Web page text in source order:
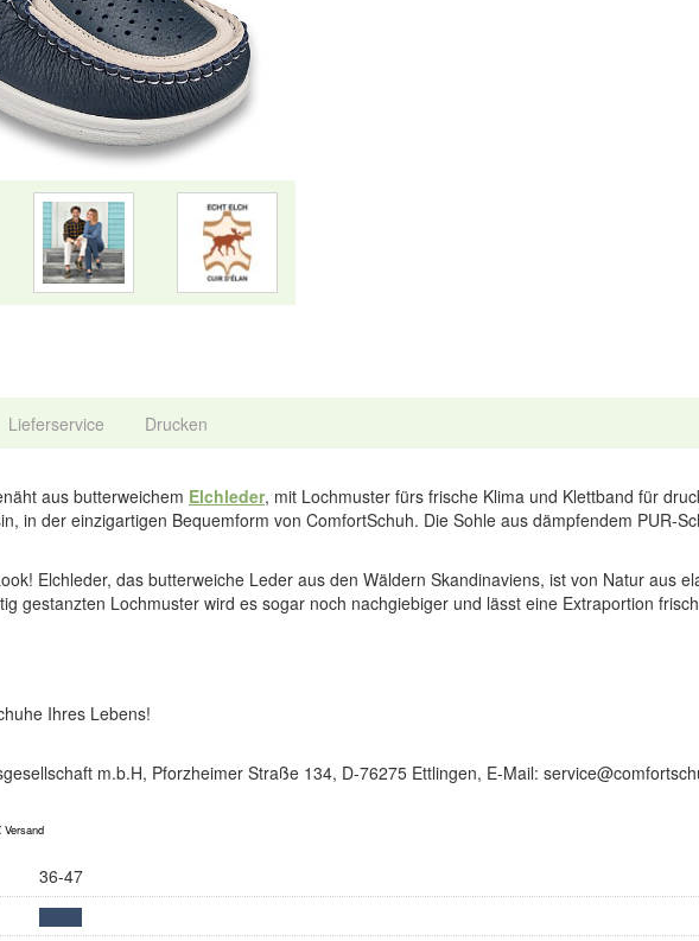
Lieferservice Drucken
aus butterweichem Elchleder, mit Lochmuster fürs frische Klima und Klettband für
in der einzigartigen Bequemform von ComfortSchuh. Die Sohle aus dämpfendem PUR-
Elchleder, das butterweiche Leder aus den Wäldern Skandinaviens, ist von Natur aus
gestanzten Lochmuster wird es sogar noch nachgiebiger und lässt eine Extraportion
Ihres Lebens!
m.b.H, Pforzheimer Straße 134, D-76275 Ettlingen, E-Mail:
36-47